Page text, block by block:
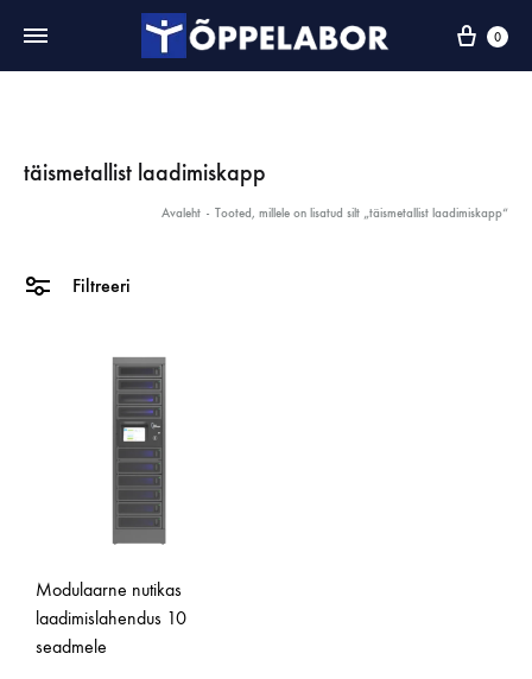
0
täismetallist laadimiskapp
Avaleht - Tooted, millele on lisatud silt „täismetallist laadimiskapp“
Filtreeri
Modulaarne nutikas
laadimislahendus 10
seadmele